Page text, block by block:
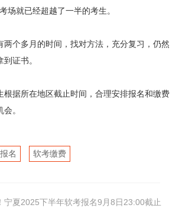
场就已经超越了一半的考生。
个多月的时间，找对方法，充分复习，仍然
证书。
据所在地区截止时间，合理安排报名和缴费
。
名 软考缴费
宁夏2025下半年软考报名9月8日23:00截止